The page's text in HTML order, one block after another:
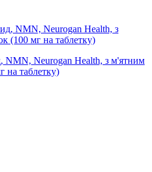
NMN, Neurogan Health, з м'ятним
на таблетку)